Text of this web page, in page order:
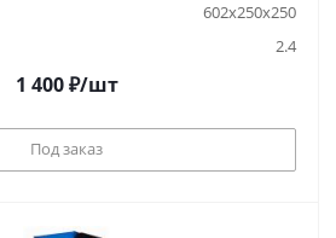
602х250х250
2.4
1 400₽/шт
Под заказ